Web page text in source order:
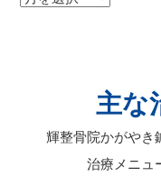
主な
輝整骨院かがやき
治療メニュ